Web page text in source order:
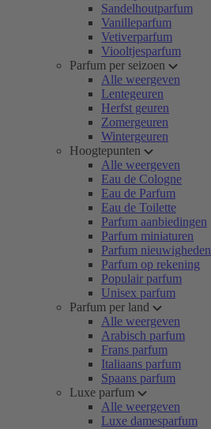
Sandelhoutparfum
Vanilleparfum
Vetiverparfum
Viooltjesparfum
Parfum per seizoen
Alle weergeven
Lentegeuren
Herfst geuren
Zomergeuren
Wintergeuren
Hoogtepunten
Alle weergeven
Eau de Cologne
Eau de Parfum
Eau de Toilette
Parfum aanbiedingen
Parfum miniaturen
Parfum nieuwigheden
Parfum op rekening
Populair parfum
Unisex parfum
Parfum per land
Alle weergeven
Arabisch parfum
Frans parfum
Italiaans parfum
Spaans parfum
Luxe parfum
Alle weergeven
Luxe damesparfum